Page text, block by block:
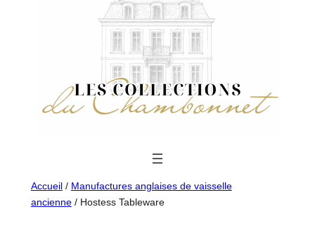
Accueil/ Manufactures anglaises de vaisselle
ancienne/ Hostess Tableware